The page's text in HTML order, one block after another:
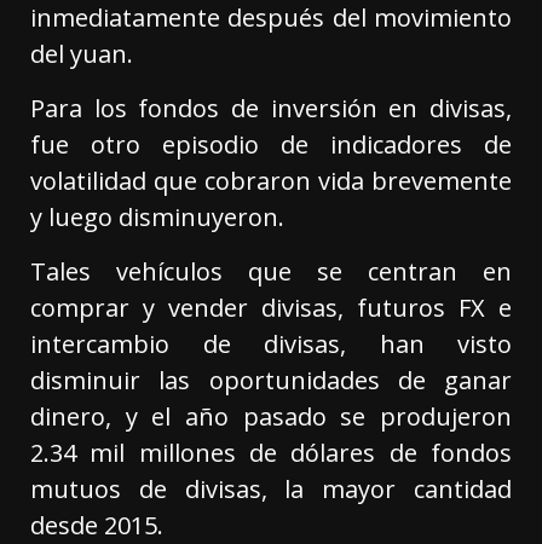
inmediatamente después del movimiento
del yuan.
Para los fondos de inversión en divisas,
fue otro episodio de indicadores de
volatilidad que cobraron vida brevemente
y luego disminuyeron.
Tales vehículos que se centran en
comprar y vender divisas, futuros FX e
intercambio de divisas, han visto
disminuir las oportunidades de ganar
dinero, y el año pasado se produjeron
2.34 mil millones de dólares de fondos
mutuos de divisas, la mayor cantidad
desde 2015.